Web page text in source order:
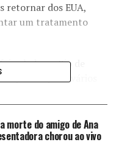
retornar dos EUA,
um tratamento
velada no Rio de
a presença de vários
da Penitência, no
com a imprensa e
morte do amigo de Ana
chorou ao vivo